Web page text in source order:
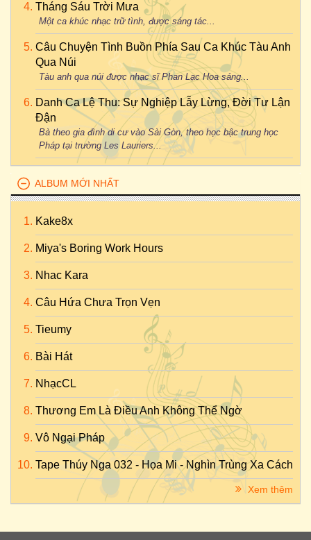
Tháng Sáu Trời Mưa
Một ca khúc nhạc trữ tình, được sáng tác...
Câu Chuyện Tình Buồn Phía Sau Ca Khúc Tàu Anh
Qua Núi
Tàu anh qua núi được nhạc sĩ Phan Lạc Hoa sáng...
Danh Ca Lệ Thu: Sự Nghiệp Lẫy Lừng, Đời Tư Lận
Đận
Bà theo gia đình di cư vào Sài Gòn, theo học bậc trung học
Pháp tại trường Les Lauriers...
ALBUM MỚI NHẤT
Kake8x
Miya's Boring Work Hours
Nhac Kara
Câu Hứa Chưa Trọn Vẹn
Tieumy
Bài Hát
NhạcCL
Thương Em Là Điều Anh Không Thể Ngờ
Vô Ngại Pháp
Tape Thúy Nga 032 - Họa Mi - Nghìn Trùng Xa Cách
Xem thêm